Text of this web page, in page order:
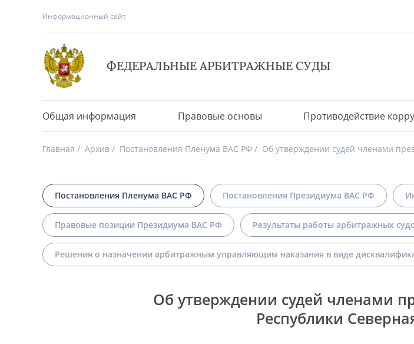
Информационный сайт
ФЕДЕРАЛЬНЫЕ АРБИТРАЖНЫЕ СУДЫ
Общая информация Правовые основы Противодействие
Главная Архив Постановления Пленума ВАС РФ Об утверждении судей членами
Постановления Пленума ВАС РФ Постановления Президиума ВАС РФ
Правовые позиции Президиума ВАС РФ Результаты работы арбитражных
Решения о назначении арбитражным управляющим наказания в виде
Об утверждении судей членами
Республики